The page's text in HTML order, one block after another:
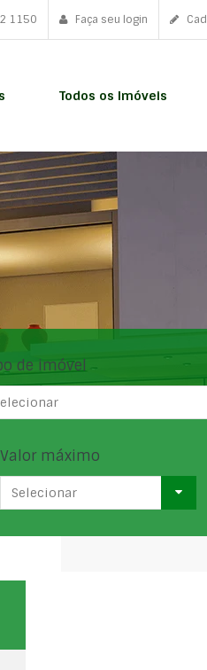
1150 Faça seu login
Todos os Imóveis
de imóvel
Valor máximo
Selecionar